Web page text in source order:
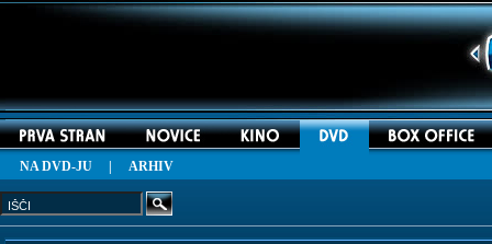
NA DVD-JU ARHIV